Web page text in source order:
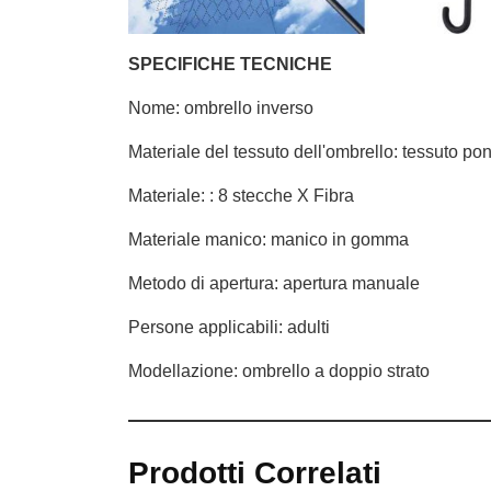
SPECIFICHE TECNICHE
Nome: ombrello inverso
Materiale del tessuto dell'ombrello: tessuto
Materiale: : 8 stecche X Fibra
Materiale manico: manico in gomma
Metodo di apertura: apertura manuale
Persone applicabili: adulti
Modellazione: ombrello a doppio strato
Prodotti Correlati